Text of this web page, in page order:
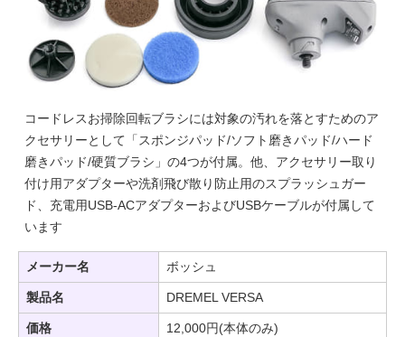
コードレスお掃除回転ブラシには対象の汚れを落とすためのア
クセサリーとして「スポンジパッド/ソフト磨きパッド/ハード
磨きパッド/硬質ブラシ」の4つが付属。他、アクセサリー取り
付け用アダプターや洗剤飛び散り防止用のスプラッシュガー
ド、充電用USB-ACアダプターおよびUSBケーブルが付属して
います
メーカー名 ボッシュ
製品名 DREMEL VERSA
価格 12,000円(本体のみ)